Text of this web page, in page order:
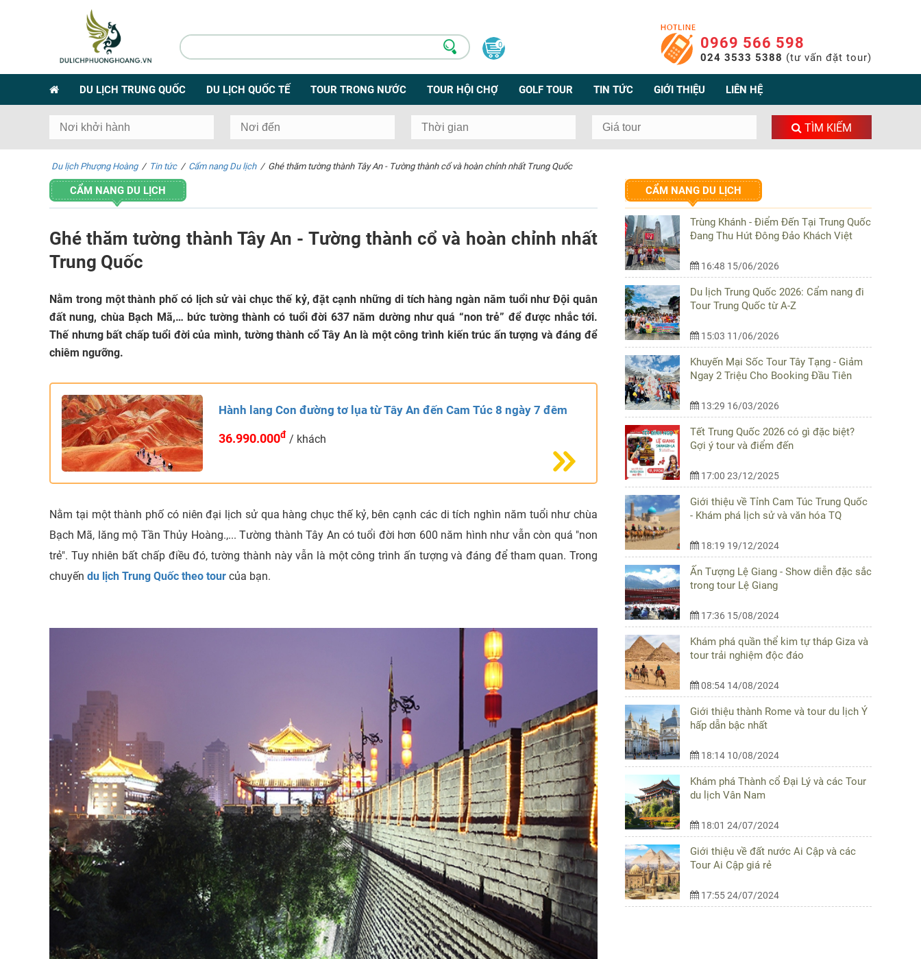
0 0969 566 598
024 3533 5388 (tư vấn đặt tour)
DU LỊCH TRUNG QUỐC DU LỊCH QUỐC TẾ TOUR TRONG NƯỚC TOUR HỘI CHỢ GOLF TOUR TIN TỨC GIỚI THIỆU LIÊN HỆ
TÌM KIẾM
Du lịch Phượng Hoàng / Tin tức / Cẩm nang Du lịch / Ghé thăm tường thành Tây An - Tường thành cổ và hoàn chỉnh nhất Trung Quốc
CẨM NANG DU LỊCH
Ghé thăm tường thành Tây An - Tường thành cổ và hoàn chỉnh nhất
Trung Quốc
Nằm trong một thành phố có lịch sử vài chục thế kỷ, đặt cạnh những di tích hàng ngàn năm tuổi như Đội quân
đất nung, chùa Bạch Mã,… bức tường thành có tuổi đời 637 năm dường như quá “non trẻ” để được nhắc tới.
Thế nhưng bất chấp tuổi đời của mình, tường thành cổ Tây An là một công trình kiến trúc ấn tượng và đáng để
chiêm ngưỡng.
Hành lang Con đường tơ lụa từ Tây An đến Cam Túc 8 ngày 7 đêm
36.990.000đ / khách
Nằm tại một thành phố có niên đại lịch sử qua hàng chục thế kỷ, bên cạnh các di tích nghìn năm tuổi như chùa
Bạch Mã, lăng mộ Tần Thủy Hoàng.,... Tường thành Tây An có tuổi đời hơn 600 năm hình như vẫn còn quá "non
trẻ". Tuy nhiên bất chấp điều đó, tường thành này vẫn là một công trình ấn tượng và đáng để tham quan. Trong
chuyến du lịch Trung Quốc theo tour của bạn.
CẨM NANG DU LỊCH
Trùng Khánh - Điểm Đến Tại Trung Quốc
Đang Thu Hút Đông Đảo Khách Việt
16:48 15/06/2026
Du lịch Trung Quốc 2026: Cẩm nang đi
Tour Trung Quốc từ A-Z
15:03 11/06/2026
Khuyến Mại Sốc Tour Tây Tạng - Giảm
Ngay 2 Triệu Cho Booking Đầu Tiên
13:29 16/03/2026
Tết Trung Quốc 2026 có gì đặc biệt?
Gợi ý tour và điểm đến
17:00 23/12/2025
Giới thiệu về Tỉnh Cam Túc Trung Quốc
- Khám phá lịch sử và văn hóa TQ
18:19 19/12/2024
Ấn Tượng Lệ Giang - Show diễn đặc sắc
trong tour Lệ Giang
17:36 15/08/2024
Khám phá quần thể kim tự tháp Giza và
tour trải nghiệm độc đáo
08:54 14/08/2024
Giới thiệu thành Rome và tour du lịch Ý
hấp dẫn bậc nhất
18:14 10/08/2024
Khám phá Thành cổ Đại Lý và các Tour
du lịch Vân Nam
18:01 24/07/2024
Giới thiệu về đất nước Ai Cập và các
Tour Ai Cập giá rẻ
17:55 24/07/2024